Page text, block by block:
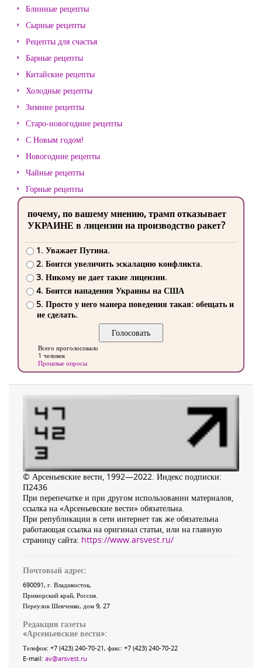
Блинные рецепты
Сырные рецепты
Рецепты для счастья
Барные рецепты
Китайские рецепты
Холодные рецепты
Зимние рецепты
Старо-новогодние рецепты
С Новым годом!
Новогодние рецепты
Чайные рецепты
Горные рецепты
почему, по вашему мнению, трамп отказывает
УКРАИНЕ в лицензии на производство ракет?
1. Уважает Путина.
2. Боится увеличить эскалацию конфликта.
3. Никому не дает такие лицензии.
4. Боится нападения Украины на США
5. Просто у него манера поведения такая: обещать и
не сделать.
Всего проголосовало
1 человек
Прошлые опросы
© Арсеньевские вести, 1992—2022. Индекс подписки:
П2436
При перепечатке и при другом использовании материалов,
ссылка на «Арсеньевские вести» обязательна.
При републикации в сети интернет так же обязательна
работающая ссылка на оригинал статьи, или на главную
страницу сайта: https://www.arsvest.ru/
Почтовый адрес:
690091, г. Владивосток,
Приморский край, Россия
Переулок Шевченко, дом 9, 27
Редакция газеты
«Арсеньевские вести»:
Телефон: +7 (423) 240-70-21, факс: +7 (423) 240-70-22
E-mail: av@arsvest.ru